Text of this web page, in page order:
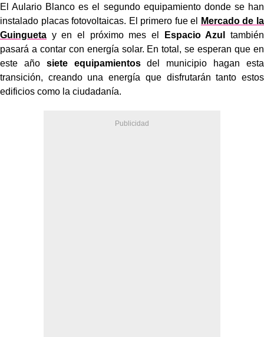
El Aulario Blanco es el segundo equipamiento donde se han
instalado placas fotovoltaicas. El primero fue el
Mercado de la
Guingueta y en el próximo mes el Espacio Azul
también
pasará a contar con energía solar. En total, se esperan que en
este año siete equipamientosdel municipio hagan esta
transición, creando una energía que disfrutarán tanto estos
edificios como la ciudadanía.